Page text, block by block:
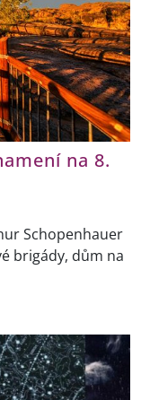
na 8.
Schopenhauer
brigády, dům na